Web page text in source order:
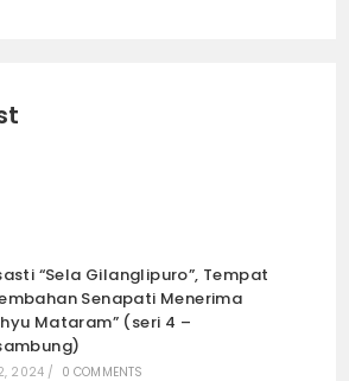
“Sela Gilanglipuro”, Tempat
Senapati Menerima
Mataram” (seri 4 –
2024 / 0 COMMENTS